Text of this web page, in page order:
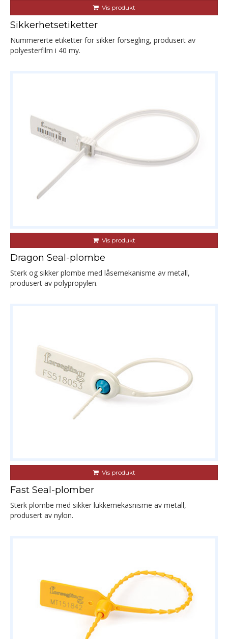
Vis produkt
Sikkerhetsetiketter
Nummererte etiketter for sikker forsegling, produsert av
polyesterfilm i 40 my.
Vis produkt
Dragon Seal-plombe
Sterk og sikker plombe med låsemekanisme av metall,
produsert av polypropylen.
Vis produkt
Fast Seal-plomber
Sterk plombe med sikker lukkemekasnisme av metall,
produsert av nylon.